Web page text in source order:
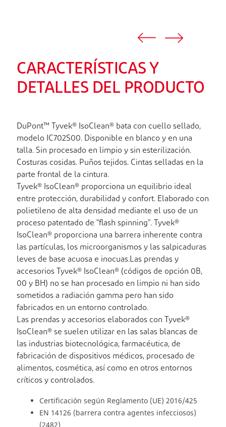
CARACTERÍSTICAS Y
DETALLES DEL PRODUCTO
DuPont™ Tyvek® IsoClean® bata con cuello sellado,
modelo IC702S00. Disponible en blanco y en una
talla. Sin procesado en limpio y sin esterilización.
Costuras cosidas. Puños tejidos. Cintas selladas en la
parte frontal de la cintura.
Tyvek® IsoClean® proporciona un equilibrio ideal
entre protección, durabilidad y confort. Elaborado con
polietileno de alta densidad mediante el uso de un
proceso patentado de "flash spinning". Tyvek®
IsoClean® proporciona una barrera inherente contra
las partículas, los microorganismos y las salpicaduras
leves de base acuosa e inocuas.Las prendas y
accesorios Tyvek® IsoClean® (códigos de opción 0B,
00 y BH) no se han procesado en limpio ni han sido
sometidos a radiación gamma pero han sido
fabricados en un entorno controlado.
Las prendas y accesorios elaborados con Tyvek®
IsoClean® se suelen utilizar en las salas blancas de
las industrias biotecnológica, farmacéutica, de
fabricación de dispositivos médicos, procesado de
alimentos, cosmética, así como en otros entornos
críticos y controlados.
Certificación según Reglamento (UE) 2016/425
EN 14126 (barrera contra agentes infecciosos)
(2482)